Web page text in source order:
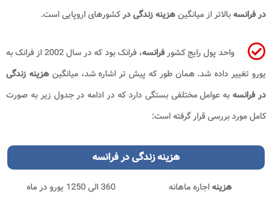
درفرانسهبالاتر از میانگینهزینه زندگی درکشورهای اروپایی است.
واحد پول رایج کشورفرانسه
، فرانک بود که در سال 2002 از فرانک به
یورو تغییر داده شد. همان طور که پیش تر اشاره شد، میانگینهزینه زندگی
در فرانسهبه عوامل مختلفی بستگی دارد که در ادامه در جدول زیر به صورت
کامل مورد بررسی قرار گرفته است:
هزینه زندگی در فرانسه
هزینهاجاره ماهانه 360 الی 1250 یورو در ماه